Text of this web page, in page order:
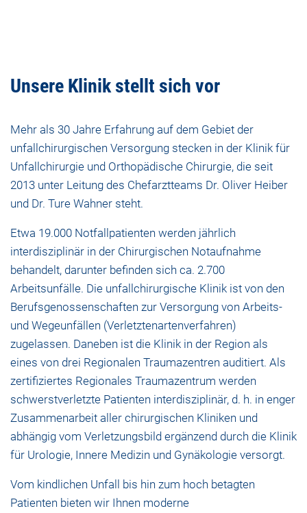
Unsere Klinik stellt sich vor
Mehr als 30 Jahre Erfahrung auf dem Gebiet der
unfallchirurgischen Versorgung stecken in der Klinik für
Unfallchirurgie und Orthopädische Chirurgie, die seit
2013 unter Leitung des Chefarztteams Dr. Oliver Heiber
und Dr. Ture Wahner steht.
Etwa 19.000 Notfallpatienten werden jährlich
interdisziplinär in der Chirurgischen Notaufnahme
behandelt, darunter befinden sich ca. 2.700
Arbeitsunfälle. Die unfallchirurgische Klinik ist von den
Berufsgenossenschaften zur Versorgung von Arbeits-
und Wegeunfällen (Verletztenartenverfahren)
zugelassen. Daneben ist die Klinik in der Region als
eines von drei Regionalen Traumazentren auditiert. Als
zertifiziertes Regionales Traumazentrum werden
schwerstverletzte Patienten interdisziplinär, d. h. in enger
Zusammenarbeit aller chirurgischen Kliniken und
abhängig vom Verletzungsbild ergänzend durch die Klinik
für Urologie, Innere Medizin und Gynäkologie versorgt.
Vom kindlichen Unfall bis hin zum hoch betagten
Patienten bieten wir Ihnen moderne